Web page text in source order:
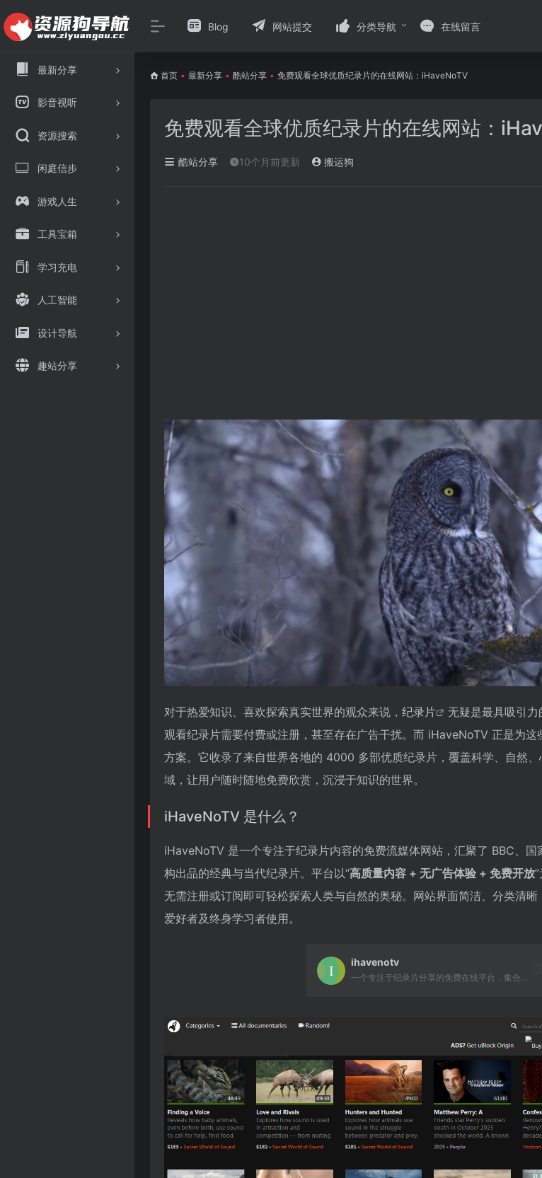
最新分享
影音视听
资源搜索
闲庭信步
游戏人生
工具宝箱
学习充电
人工智能
设计导航
趣站分享
Blog 网站提交 分类导航 在线留言
首页 • 最新分享 • 酷站分享 • 免费观看全球优质纪录片的在线网站：iHaveNoTV
免费观看全球优质纪录片的在线网站：
酷站分享 10个月前更新 搬运狗
对于热爱知识、喜欢探索真实世界的观众来说， 纪录片
无疑是最具吸引
观看纪录片需要付费或注册，甚至存在广告干扰。而 iHaveNoTV 正是为
方案。它收录了来自世界各地的 4000 多部优质纪录片，覆盖科学、自然
域，让用户随时随地免费欣赏，沉浸于知识的世界。
iHaveNoTV 是什么？
iHaveNoTV 是一个专注于纪录片内容的免费流媒体网站，汇聚了 BBC、
构出品的经典与当代纪录片。平台以“高质量内容 + 无广告体验 + 免费开放
无需注册或订阅即可轻松探索人类与自然的奥秘。网站界面简洁、分类清
爱好者及终身学习者使用。
ihavenotv
一个专注于纪录片分享的免费在线平台，集合了超过 4000 部来自全球各地的纪录片资源。